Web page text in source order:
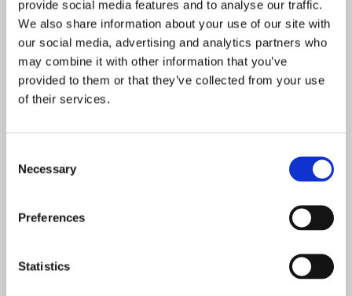
provide social media features and to analyse our traffic.
We also share information about your use of our site with
our social media, advertising and analytics partners who
may combine it with other information that you’ve
provided to them or that they’ve collected from your use
of their services.
Selection
Necessary
Preferences
Statistics
På Ole Bull Scene i Bergen by finner man Storm Brasserie,
her kan du blant annet spise hvitvinsdampede blåskjell,
spagetti med scampi eller fish and chips.
brasserie her ➤